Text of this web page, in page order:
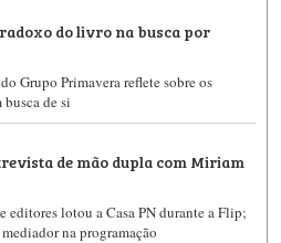
do livro na busca por
Grupo Primavera reflete sobre os
de si
de mão dupla com Miriam
editores lotou a Casa PN durante a Flip;
na programação